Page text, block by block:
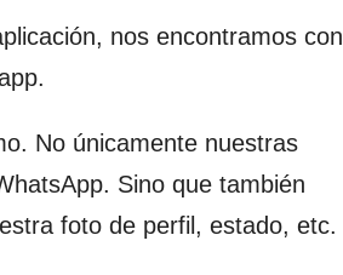
nos encontramos con
No únicamente nuestras
Sino que también
foto de perfil, estado, etc.